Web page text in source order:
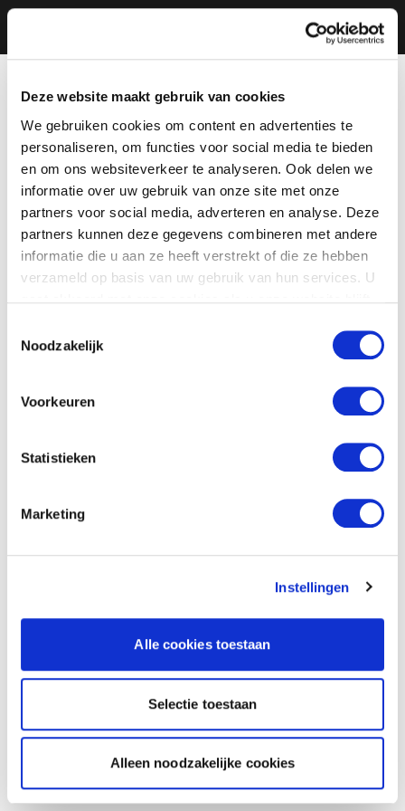
Deze website maakt gebruik van cookies
We gebruiken cookies om content en advertenties te
personaliseren, om functies voor social media te bieden
en om ons websiteverkeer te analyseren. Ook delen we
informatie over uw gebruik van onze site met onze
partners voor social media, adverteren en analyse. Deze
partners kunnen deze gegevens combineren met andere
informatie die u aan ze heeft verstrekt of die ze hebben
verzameld op basis van uw gebruik van hun services. U
Noodzakelijk
Voorkeuren
Statistieken
Marketing
Instellingen
Alle cookies toestaan
Selectie toestaan
Alleen noodzakelijke cookies